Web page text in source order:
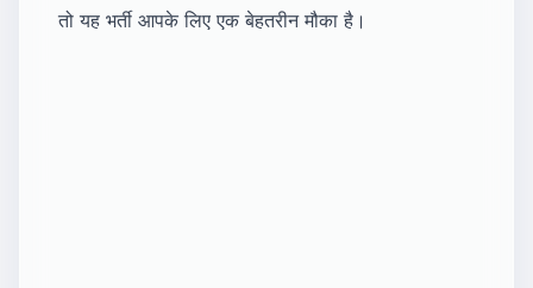
तो यह भर्ती आपके लिए एक बेहतरीन मौका है।